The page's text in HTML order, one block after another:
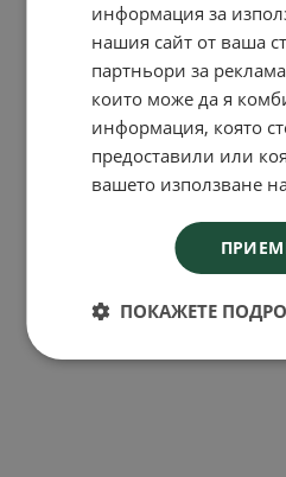
информация за
нашия сайт от ваша
партньори за
които може да я
информация, която
предоставили или
вашето използване
ПОКАЖЕТЕ